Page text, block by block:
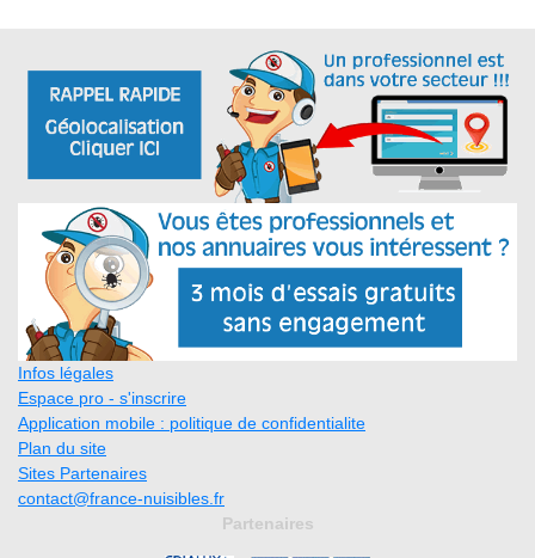
Infos légales
Espace pro - s'inscrire
Application mobile : politique de confidentialite
Plan du site
Sites Partenaires
contact@france-nuisibles.fr
Partenaires